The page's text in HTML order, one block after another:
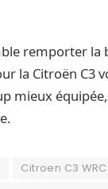
remporter la
la Citroën C3
mieux
Citroen C3 WRC